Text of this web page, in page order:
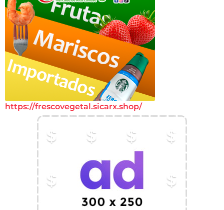
https://frescovegetal.sicarx.shop/